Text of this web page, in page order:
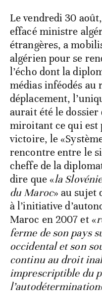
Le vendredi 30
effacé ministre
étrangères, a
algérien pour se
l’écho dont la
médias inféodés au
déplacement,
aurait été le dossier
miroitant ce qui est
victoire, le
rencontre entre le
cheffe de la
dire que «la
du Maroc» au sujet
à l’initiative
Maroc en 2007 et «
ferme de son pays
occidental et son
continu au droit
imprescriptible du
l’autodétermination